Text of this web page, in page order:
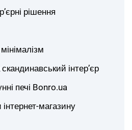
рішення
скандинавський інтер’єр
печі Bonro.ua
магазину